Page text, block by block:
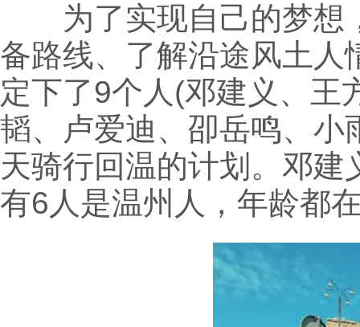
为了实现自己的梦想
备路线、了解沿途风土人
定下了9个人(邓建义、王
韬、卢爱迪、卲岳鸣、小
天骑行回温的计划。邓
有6人是温州人，年龄都